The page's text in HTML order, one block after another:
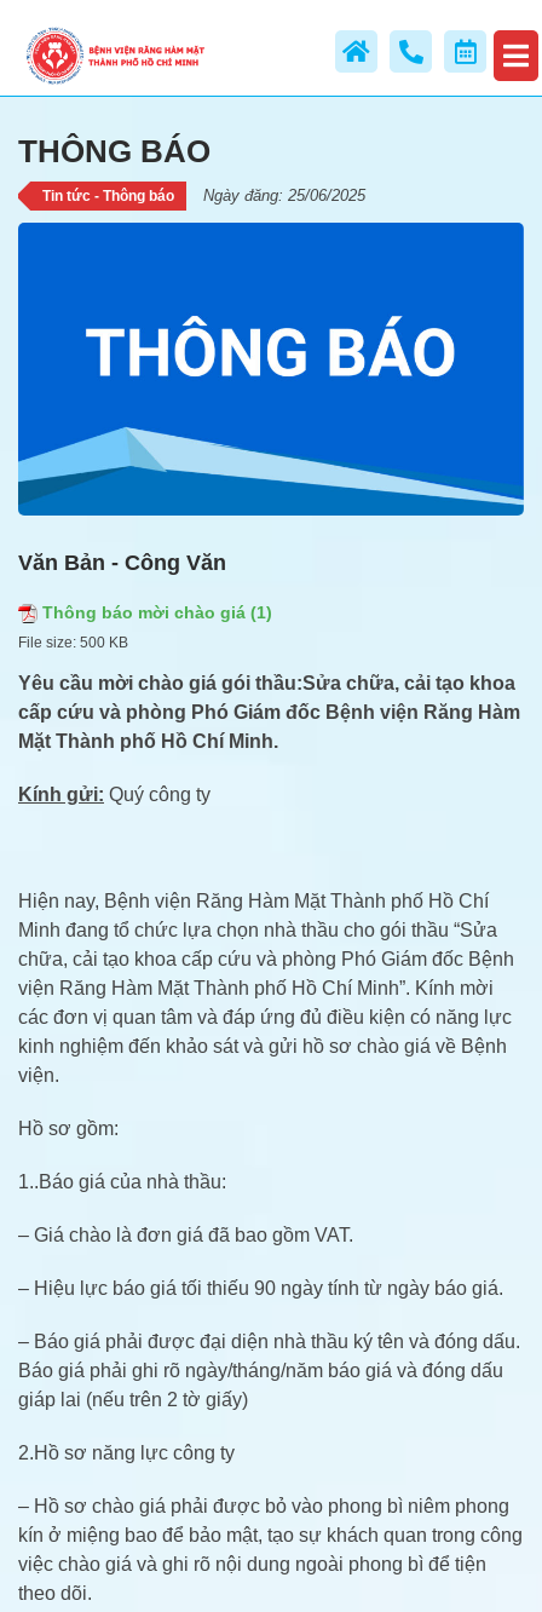
THÔNG BÁO
THÔNG BÁO
Tin tức - Thông báo Ngày đăng: 25/06/2025
Văn Bản - Công Văn
Thông báo mời chào giá (1)
File size: 500 KB
Yêu cầu mời chào giá gói thầu:Sửa chữa, cải tạo khoa
cấp cứu và phòng Phó Giám đốc Bệnh viện Răng Hàm
Mặt Thành phố Hồ Chí Minh.
Kính gửi: Quý công ty
Hiện nay, Bệnh viện Răng Hàm Mặt Thành phố Hồ Chí
Minh đang tổ chức lựa chọn nhà thầu cho gói thầu “Sửa
chữa, cải tạo khoa cấp cứu và phòng Phó Giám đốc Bệnh
viện Răng Hàm Mặt Thành phố Hồ Chí Minh”. Kính mời
các đơn vị quan tâm và đáp ứng đủ điều kiện có năng lực
kinh nghiệm đến khảo sát và gửi hồ sơ chào giá về Bệnh
viện.
Hồ sơ gồm:
1..Báo giá của nhà thầu:
– Giá chào là đơn giá đã bao gồm VAT.
– Hiệu lực báo giá tối thiếu 90 ngày tính từ ngày báo giá.
– Báo giá phải được đại diện nhà thầu ký tên và đóng dấu.
Báo giá phải ghi rõ ngày/tháng/năm báo giá và đóng dấu
giáp lai (nếu trên 2 tờ giấy)
2.Hồ sơ năng lực công ty
– Hồ sơ chào giá phải được bỏ vào phong bì niêm phong
kín ở miệng bao để bảo mật, tạo sự khách quan trong công
việc chào giá và ghi rõ nội dung ngoài phong bì để tiện
theo dõi.